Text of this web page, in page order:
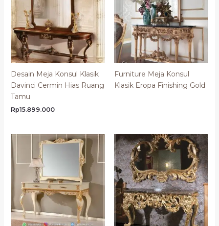
Desain Meja Konsul Klasik
Davinci Cermin Hias Ruang
Tamu
Rp15.899.000
Furniture Meja Konsul
Klasik Eropa Finishing Gold